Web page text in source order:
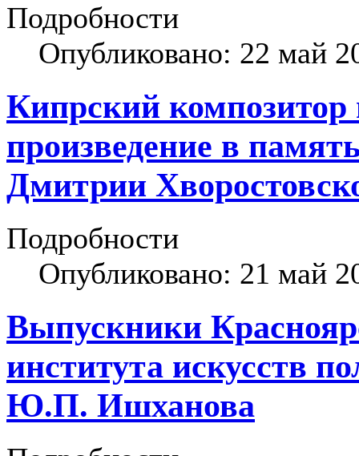
Подробности
Опубликовано: 22 май
Кипрский композитор
произведение в
Дмитрии
Подробности
Опубликовано: 21 май
Выпускники
института искусств
Ю.П. Ишханова